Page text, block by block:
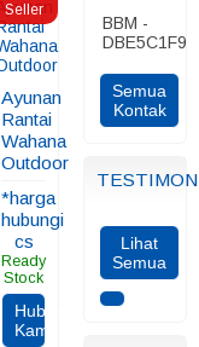
Seller
Ayunan
Rantai
Wahana
Outdoor
*harga
hubungi
cs
Ready
Stock
Hubungi
Kami
BBM -
DBE5C1F9
Semua
Kontak
Lihat
Semua